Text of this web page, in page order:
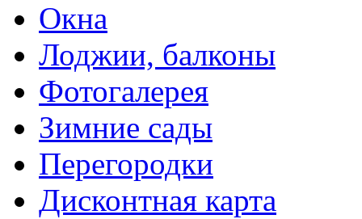
Окна
Лоджии, балконы
Фотогалерея
Зимние сады
Перегородки
Дисконтная карта